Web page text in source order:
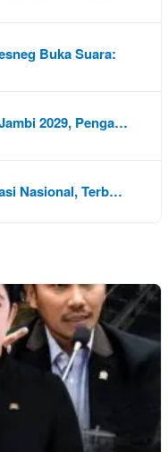
Buka Suara:
2029, Penga…
Nasional, Terb…